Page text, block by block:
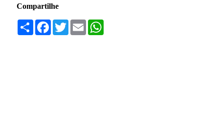
Compartilhe
Compartilhar
Facebook
TwitterEmail